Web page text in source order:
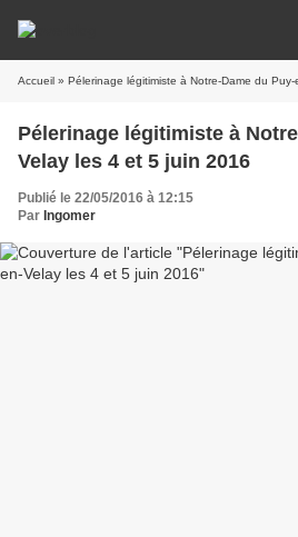
Accueil » Pélerinage légitimiste à Notre-Dame du
Pélerinage légitimiste à
Velay les 4 et 5 juin 2016
Publié le 22/05/2016 à 12:15
Par Ingomer